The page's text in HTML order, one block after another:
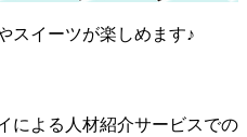
スイーツが楽しめます♪
による人材紹介サービスでの